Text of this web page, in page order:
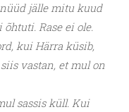
jälle mitu kuud
Rase ei ole.
kui Härra küsib,
vastan, et mul on
sassis küll. Kui